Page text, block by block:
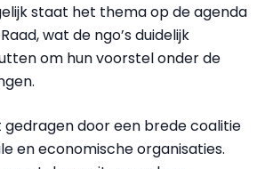
staat het thema op de agenda
wat de ngo’s duidelijk
om hun voorstel onder de
door een brede coalitie
en economische organisaties.